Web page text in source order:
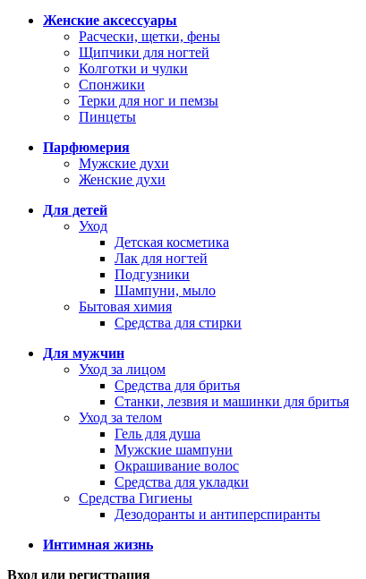
Женские аксессуары
Расчески, щетки, фены
Щипчики для ногтей
Колготки и чулки
Спонжики
Терки для ног и пемзы
Пинцеты
Парфюмерия
Мужские духи
Женские духи
Для детей
Уход
Детская косметика
Лак для ногтей
Подгузники
Шампуни, мыло
Бытовая химия
Средства для стирки
Для мужчин
Уход за лицом
Средства для бритья
Станки, лезвия и машинки для бритья
Уход за телом
Гель для душа
Мужские шампуни
Окрашивание волос
Средства для укладки
Средства Гигиены
Дезодоранты и антиперспиранты
Интимная жизнь
Вход или регистрация